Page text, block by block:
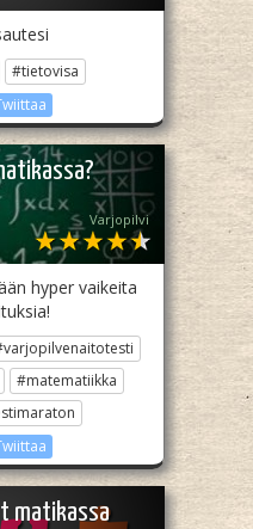
#tietovisa
Varjopilvi
hyper vaikeita
#matematiikka
matikassa